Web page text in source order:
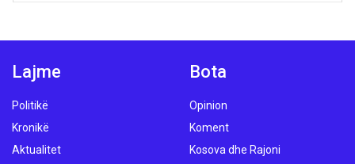
Lajme
Politikë
Kronikë
Aktualitet
Bota
Opinion
Koment
Kosova dhe Rajoni